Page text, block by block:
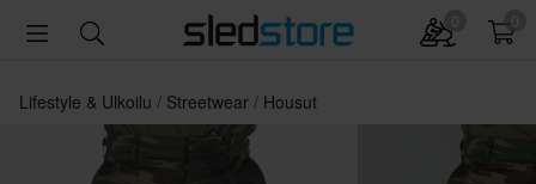
Lifestyle & Ulkoilu Streetwear Housut